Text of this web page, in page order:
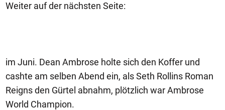
Weiter auf der nächsten Seite:
im Juni. Dean Ambrose holte sich den Koffer und
cashte am selben Abend ein, als Seth Rollins Roman
Reigns den Gürtel abnahm, plötzlich war Ambrose
World Champion.